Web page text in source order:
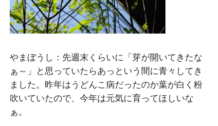
やまぼうし：先週末くらいに「芽が開いてきたな
ぁ～」と思っていたらあっという間に青々してき
ました。昨年はうどんこ病だったのか葉が白く粉
吹いていたので、今年は元気に育ってほしいな
ぁ。